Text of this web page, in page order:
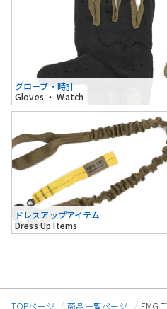
グローブ・時計
Gloves ・ Watch
ドレスアップアイテム
Dress Up Items
TOPページ 商品一覧ページ
EMG